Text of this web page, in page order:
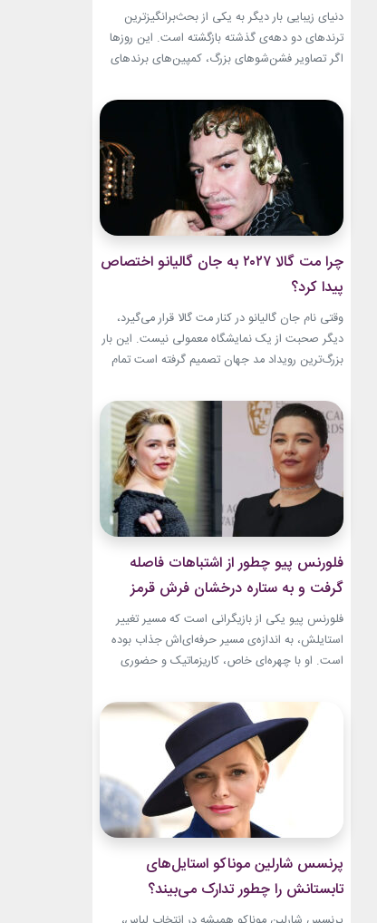
دنیای زیبایی بار دیگر به یکی از بحث‌برانگیزترین
ترندهای دو دهه‌ی گذشته بازگشته است. این روزها
اگر تصاویر فشن‌شوهای بزرگ، کمپین‌های برندهای
حضور ابروی باریک مدرن را به‌وضوح خواهید دید. با
این حال، این بازگشت شباهت چندانی به ابروهای
بسیار نازک دهه ۱۹۹۰ و اوایل دهه...
چرا مت گالا ۲۰۲۷ به جان گالیانو اختصاص
پیدا کرد؟
وقتی نام جان گالیانو در کنار مت گالا قرار می‌گیرد،
دیگر صحبت از یک نمایشگاه معمولی نیست. این بار
بزرگ‌ترین رویداد مد جهان تصمیم گرفته است تمام
طراحان تاریخ را به تصویر بکشد. نمایشگاه John
Galliano: Horizons که با عنوان «افق‌های جان
گالیانو» شناخته می‌شود، فقط مرور لباس‌های...
فلورنس پیو چطور از اشتباهات فاصله
گرفت و به ستاره درخشان فرش قرمز
تبدیل شد؟
فلورنس پیو یکی از بازیگرانی است که مسیر تغییر
استایلش، به اندازه‌ی مسیر حرفه‌ای‌اش جذاب بوده
است. او با چهره‌ای خاص، کاریزماتیک و حضوری
سال‌های ابتدایی فعالیتش هنوز زبان شخصی خود را
در مد پیدا نکرده بود.لینک پیشنهادیگیاهان
آپارتمانیجدیدترین کالکشن 2026 دستبند نقره
پاندوراخرید اکسسوری...
پرنسس شارلین موناکو استایل‌های
تابستانش را چطور تدارک می‌بیند؟